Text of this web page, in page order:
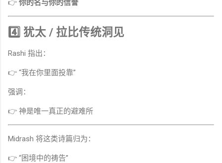
👉 你的名与你的信誉
4️⃣ 犹太 / 拉比传统洞见
Rashi 指出：
👉 “我在你里面投靠”
强调：
👉 神是唯一真正的避难所
Midrash 将这类诗篇归为：
👉 “困境中的祷告”